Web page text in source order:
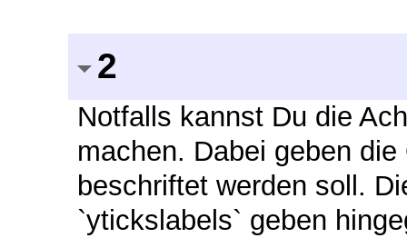
2
Notfalls kannst Du die
machen. Dabei geben
beschriftet werden soll.
`ytickslabels` geben